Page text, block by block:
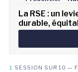
La RSE : un
durable,
1 SESSION SUR 10 —